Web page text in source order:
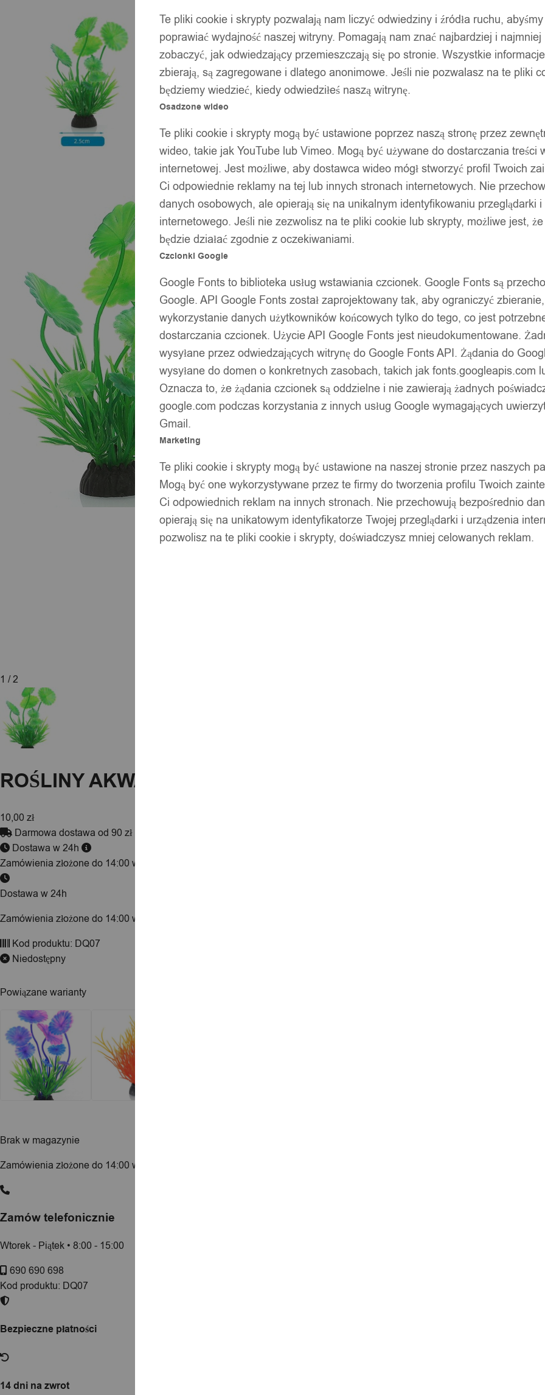
1 / 2
ROŚLINY AKWARIOWE Roślinka SZTUCZNA do
10,00 zł
Darmowa dostawa od 90 zł
Dostawa w 24h
Zamówienia złożone do 14:00 wysyłamy tego samego dnia.
Dostawa w 24h
Zamówienia złożone do 14:00 wysyłamy tego samego dnia.
Kod produktu: DQ07
Niedostępny
Powiązane warianty
Brak w magazynie
Zamówienia złożone do 14:00 w dni robocze wysyłamy tego samego dnia.
Zamów telefonicznie
Wtorek - Piątek • 8:00 - 15:00
690 690 698
Kod produktu: DQ07
Bezpieczne płatności
14 dni na zwrot
Te pliki cookie i skrypty pozwalają nam liczyć odwiedziny i źródła ruchu,
poprawiać wydajność naszej witryny. Pomagają nam znać najbardziej i
zobaczyć, jak odwiedzający przemieszczają się po stronie. Wszystkie
zbierają, są zagregowane i dlatego anonimowe. Jeśli nie pozwalasz na te pliki
będziemy wiedzieć, kiedy odwiedziłeś naszą witrynę.
Osadzone wideo
Te pliki cookie i skrypty mogą być ustawione poprzez naszą stronę przez
wideo, takie jak YouTube lub Vimeo. Mogą być używane do dostarczania treści
internetowej. Jest możliwe, aby dostawca wideo mógł stworzyć profil Twoich
Ci odpowiednie reklamy na tej lub innych stronach internetowych. Nie
danych osobowych, ale opierają się na unikalnym identyfikowaniu przeglądarki
internetowego. Jeśli nie zezwolisz na te pliki cookie lub skrypty, możliwe jest,
będzie działać zgodnie z oczekiwaniami.
Czcionki Google
Google Fonts to biblioteka usług wstawiania czcionek. Google Fonts są
Google. API Google Fonts został zaprojektowany tak, aby ograniczyć
wykorzystanie danych użytkowników końcowych tylko do tego, co jest
dostarczania czcionek. Użycie API Google Fonts jest nieudokumentowane.
wysyłane przez odwiedzających witrynę do Google Fonts API. Żądania do
wysyłane do domen o konkretnych zasobach, takich jak fonts.googleapis.com
Oznacza to, że żądania czcionek są oddzielne i nie zawierają żadnych
google.com podczas korzystania z innych usług Google wymagających
Gmail.
Marketing
Te pliki cookie i skrypty mogą być ustawione na naszej stronie przez naszych
Mogą być one wykorzystywane przez te firmy do tworzenia profilu Twoich
Ci odpowiednich reklam na innych stronach. Nie przechowują bezpośrednio
opierają się na unikatowym identyfikatorze Twojej przeglądarki i urządzenia
pozwolisz na te pliki cookie i skrypty, doświadczysz mniej celowanych reklam.